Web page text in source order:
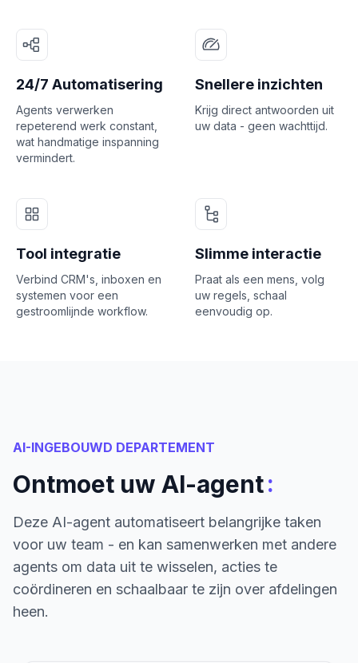
24/7 Automatisering
Agents verwerken
repeterend werk constant,
wat handmatige inspanning
vermindert.
Snellere inzichten
Krijg direct antwoorden uit
uw data - geen wachttijd.
Tool integratie
Verbind CRM's, inboxen en
systemen voor een
gestroomlijnde workflow.
Slimme interactie
Praat als een mens, volg
uw regels, schaal
eenvoudig op.
AI-INGEBOUWD DEPARTEMENT
Ontmoet uw AI-agent:
Deze AI-agent automatiseert belangrijke taken
voor uw team - en kan samenwerken met andere
agents om data uit te wisselen, acties te
coördineren en schaalbaar te zijn over afdelingen
heen.